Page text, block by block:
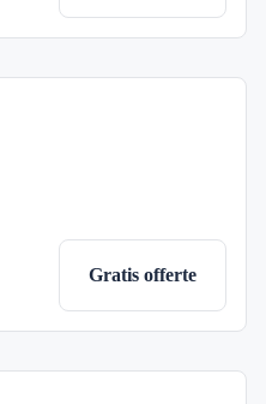
Gratis offerte